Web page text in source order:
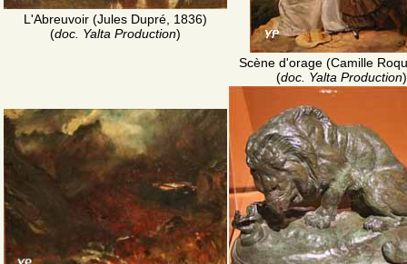
L'Abreuvoir (Jules Dupré, 1836)
(doc. Yalta Production)
Scène d'orage (Camille
(doc. Yalta Production)